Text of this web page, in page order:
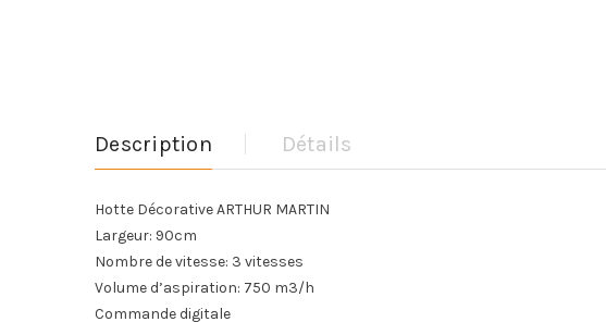
Description Détails
Hotte Décorative ARTHUR MARTIN
Largeur: 90cm
Nombre de vitesse: 3 vitesses
Volume d’aspiration: 750 m3/h
Commande digitale